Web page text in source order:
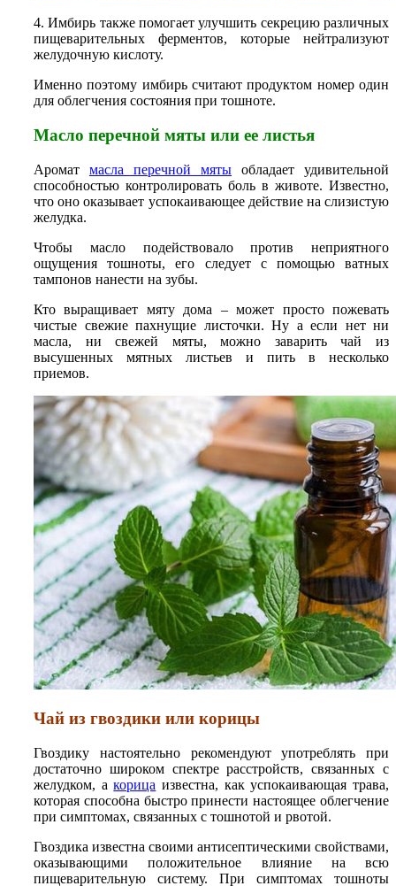
4. Имбирь также помогает улучшить секрецию различных
пищеварительных ферментов, которые нейтрализуют
желудочную кислоту.
Именно поэтому имбирь считают продуктом номер один
для облегчения состояния при тошноте.
Масло перечной мяты или ее листья
Аромат масла перечной мяты обладает удивительной
способностью контролировать боль в животе. Известно,
что оно оказывает успокаивающее действие на слизистую
желудка.
Чтобы масло подействовало против неприятного
ощущения тошноты, его следует с помощью ватных
тампонов нанести на зубы.
Кто выращивает мяту дома – может просто пожевать
чистые свежие пахнущие листочки. Ну а если нет ни
масла, ни свежей мяты, можно заварить чай из
высушенных мятных листьев и пить в несколько
приемов.
Чай из гвоздики или корицы
Гвоздику настоятельно рекомендуют употреблять при
достаточно широком спектре расстройств, связанных с
желудком, акорица известна, как успокаивающая трава,
которая способна быстро принести настоящее облегчение
при симптомах, связанных с тошнотой и рвотой.
Гвоздика известна своими антисептическими свойствами,
оказывающими положительное влияние на всю
пищеварительную систему. При симптомах тошноты